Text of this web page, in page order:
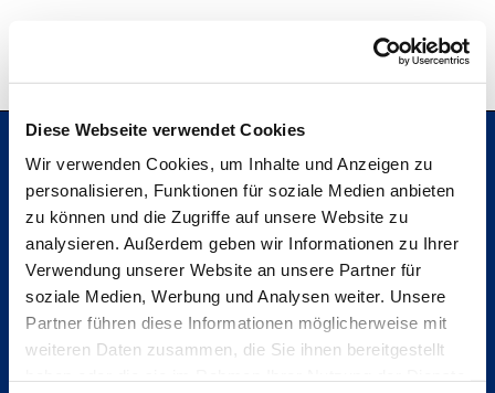
Diese Webseite verwendet Cookies
Wir verwenden Cookies, um Inhalte und Anzeigen zu
personalisieren, Funktionen für soziale Medien anbieten
zu können und die Zugriffe auf unsere Website zu
analysieren. Außerdem geben wir Informationen zu Ihrer
Verwendung unserer Website an unsere Partner für
soziale Medien, Werbung und Analysen weiter. Unsere
Partner führen diese Informationen möglicherweise mit
weiteren Daten zusammen, die Sie ihnen bereitgestellt
Hochschule Bremerhaven
Kontakt
An der Karlstadt 8
27568 Bremerhaven
Ressourcen
Folge uns